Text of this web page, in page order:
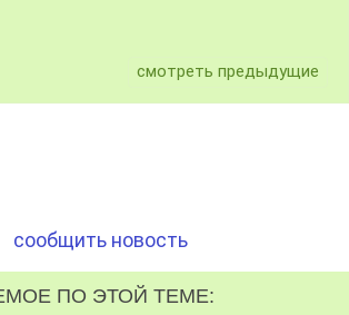
смотреть предыдущие
сообщить новость
ПО ЭТОЙ ТЕМЕ: